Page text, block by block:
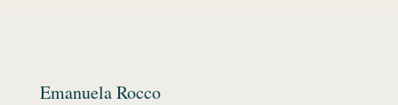
Emanuela Rocco